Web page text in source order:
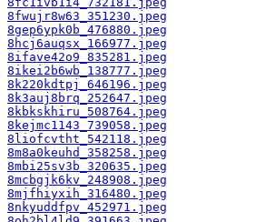
8fwujr8w63_351230.jpeg
8gep6ypk0b_476880.jpeg
8hcj6auqsx_166977.jpeg
8ifave42o9_835281.jpeg
8ikei2b6wb_138777.jpeg
8k220kdtpj_646196.jpeg
8k3auj8brq_252647.jpeg
8kbkskhiru_508764.jpeg
8kejmc1143_739058.jpeg
8liofcvtht_542118.jpeg
8m8a0keuhd_358258.jpeg
8mbi25sv3b_320635.jpeg
8mcbgjk6kv_248908.jpeg
8mjfhiyxih_316480.jpeg
8nkyuddfpv_452971.jpeg